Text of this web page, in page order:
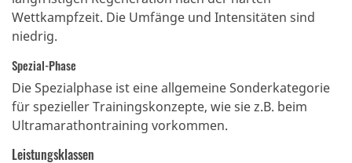
Wettkampfzeit. Die Umfänge und Intensitäten sind
niedrig.
Spezial-Phase
Die Spezialphase ist eine allgemeine Sonderkategorie
für spezieller Trainingskonzepte, wie sie z.B. beim
Ultramarathontraining vorkommen.
Leistungsklassen